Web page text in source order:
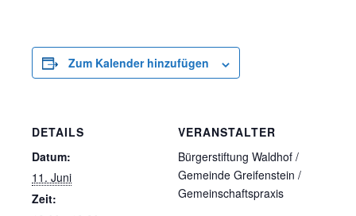
Zum Kalender hinzufügen
DETAILS
Datum:
11. Juni
Zeit:
VERANSTALTER
Bürgerstiftung Waldhof /
Gemeinde Greifenstein /
Gemeinschaftspraxis